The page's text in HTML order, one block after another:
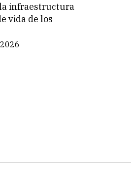
infraestructura
vida de los
2026